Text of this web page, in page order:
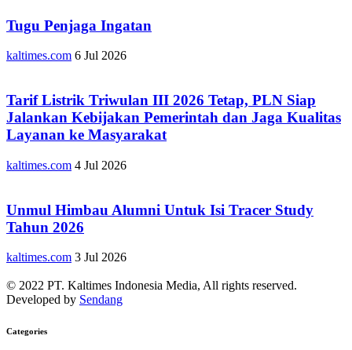
Tugu Penjaga Ingatan
kaltimes.com 6 Jul 2026
Tarif Listrik Triwulan III 2026 Tetap, PLN Siap
Jalankan Kebijakan Pemerintah dan Jaga Kualitas
Layanan ke Masyarakat
kaltimes.com 4 Jul 2026
Unmul Himbau Alumni Untuk Isi Tracer Study
Tahun 2026
kaltimes.com 3 Jul 2026
© 2022 PT. Kaltimes Indonesia Media, All rights reserved.
Developed by Sendang
Categories